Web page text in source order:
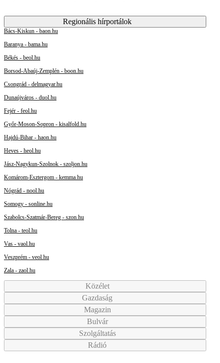
Regionális hírportálok
Bács-Kiskun - baon.hu
Baranya - bama.hu
Békés - beol.hu
Borsod-Abaúj-Zemplén - boon.hu
Csongrád - delmagyar.hu
Dunaújváros - duol.hu
Fejér - feol.hu
Győr-Moson-Sopron - kisalfold.hu
Hajdú-Bihar - haon.hu
Heves - heol.hu
Jász-Nagykun-Szolnok - szoljon.hu
Komárom-Esztergom - kemma.hu
Nógrád - nool.hu
Somogy - sonline.hu
Szabolcs-Szatmár-Bereg - szon.hu
Tolna - teol.hu
Vas - vaol.hu
Veszprém - veol.hu
Zala - zaol.hu
Közélet
Gazdaság
Magazin
Bulvár
Szolgáltatás
Rádió